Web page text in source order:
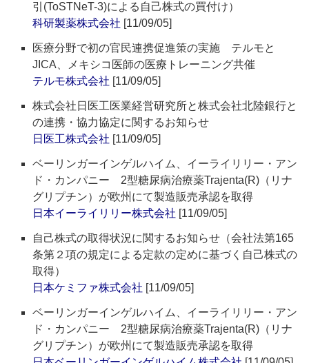
引(ToSTNeT-3)による自己株式の買付け）
科研製薬株式会社 [11/09/05]
医療分野で初の官民連携促進策の実施 テルモと
JICA、メキシコ医師の医療トレーニング共催
テルモ株式会社 [11/09/05]
株式会社日医工医業経営研究所と株式会社北陸銀行と
の連携・協力協定に関するお知らせ
日医工株式会社 [11/09/05]
ベーリンガーインゲルハイム、イーライリリー・アン
ド・カンパニー 2型糖尿病治療薬Trajenta(R)（リナ
グリプチン）が欧州にて製造販売承認を取得
日本イーライリリー株式会社 [11/09/05]
自己株式の取得状況に関するお知らせ（会社法第165
条第２項の規定による定款の定めに基づく自己株式の
取得）
日本ケミファ株式会社 [11/09/05]
ベーリンガーインゲルハイム、イーライリリー・アン
ド・カンパニー 2型糖尿病治療薬Trajenta(R)（リナ
グリプチン）が欧州にて製造販売承認を取得